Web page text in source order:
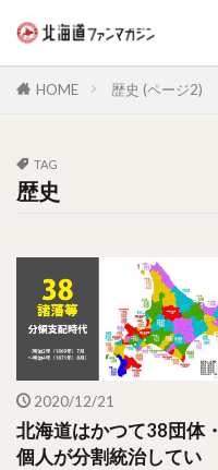
HOME 歴史 (ページ2)
TAG
歴史
2020/12/21
北海道はかつて38団体・
個人が分割統治してい